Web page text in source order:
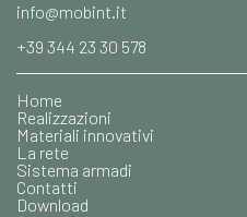
info@mobint.it
+39 344 23 30 578
Home
Realizzazioni
Materiali innovativi
La rete
Sistema armadi
Contatti
Download